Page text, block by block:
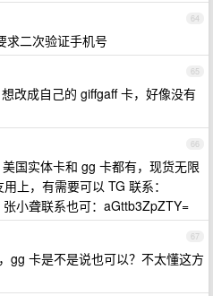
64
求二次验证手机号
65
改成自己的 giffgaff 卡，好像没有
66
国实体卡和 gg 卡都有，现货无限
上，有需要可以 TG 联系：
张小聋联系也可：aGttb3ZpZTY=
67
gg 卡是不是说也可以？不太懂这方